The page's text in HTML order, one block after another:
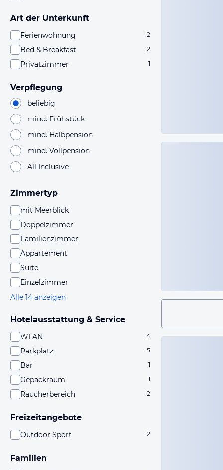
Art der Unterkunft
Ferienwohnung 2
Bed & Breakfast 2
Privatzimmer 1
Verpflegung
beliebig
mind. Frühstück
mind. Halbpension
mind. Vollpension
All Inclusive
Zimmertyp
mit Meerblick
Doppelzimmer
Familienzimmer
Appartement
Suite
Einzelzimmer
Alle 14 anzeigen
Hotelausstattung & Service
WLAN 4
Parkplatz 5
Bar 1
Gepäckraum 1
Raucherbereich 2
Freizeitangebote
Outdoor Sport 2
Familien